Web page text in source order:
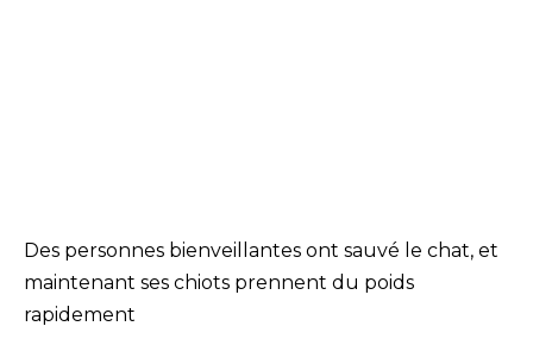
Des personnes bienveillantes ont sauvé le chat, et
maintenant ses chiots prennent du poids
rapidement